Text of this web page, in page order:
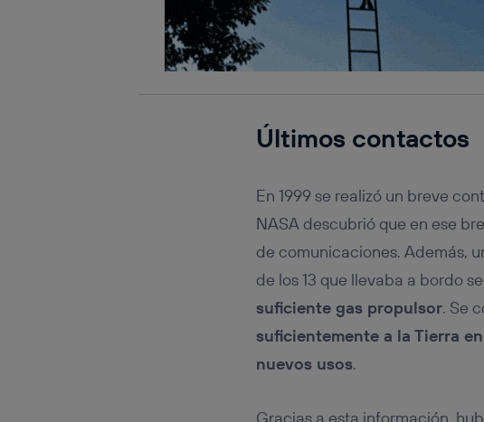
Últimos contactos
En 1999 se realizó un breve
NASA descubrió que en ese
de comunicaciones. Además,
de los 13 que llevaba a bordo
suficiente gas propulsor. Se
suficientemente a la Tierra
nuevos usos.
Gracias a esta información,